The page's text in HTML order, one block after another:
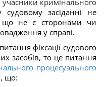
учасники кримінального
засіданні не
що не є сторонами чи
у справі.
фіксації судового
засобів, то це питання
процесуального
що: